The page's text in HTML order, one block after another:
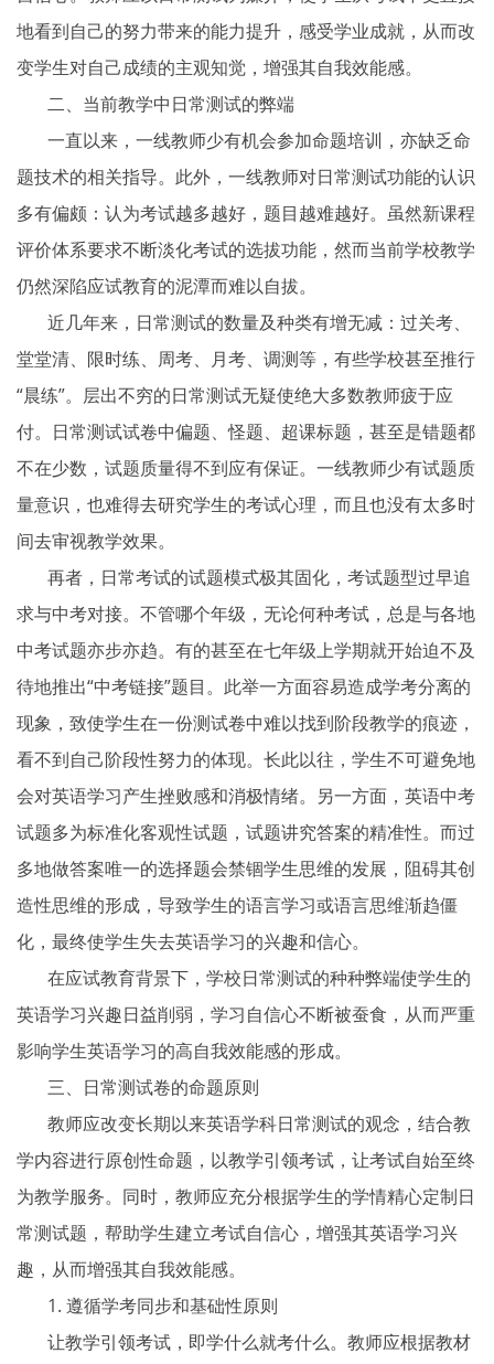
地看到自己的努力带来的能力提升，感受学业成就，从而改
变学生对自己成绩的主观知觉，增强其自我效能感。
二、当前教学中日常测试的弊端
一直以来，一线教师少有机会参加命题培训，亦缺乏命
题技术的相关指导。此外，一线教师对日常测试功能的认识
多有偏颇：认为考试越多越好，题目越难越好。虽然新课程
评价体系要求不断淡化考试的选拔功能，然而当前学校教学
仍然深陷应试教育的泥潭而难以自拔。
近几年来，日常测试的数量及种类有增无减：过关考、
堂堂清、限时练、周考、月考、调测等，有些学校甚至推行
“晨练”。层出不穷的日常测试无疑使绝大多数教师疲于应
付。日常测试试卷中偏题、怪题、超课标题，甚至是错题都
不在少数，试题质量得不到应有保证。一线教师少有试题质
量意识，也难得去研究学生的考试心理，而且也没有太多时
间去审视教学效果。
再者，日常考试的试题模式极其固化，考试题型过早追
求与中考对接。不管哪个年级，无论何种考试，总是与各地
中考试题亦步亦趋。有的甚至在七年级上学期就开始迫不及
待地推出“中考链接”题目。此举一方面容易造成学考分离的
现象，致使学生在一份测试卷中难以找到阶段教学的痕迹，
看不到自己阶段性努力的体现。长此以往，学生不可避免地
会对英语学习产生挫败感和消极情绪。另一方面，英语中考
试题多为标准化客观性试题，试题讲究答案的精准性。而过
多地做答案唯一的选择题会禁锢学生思维的发展，阻碍其创
造性思维的形成，导致学生的语言学习或语言思维渐趋僵
化，最终使学生失去英语学习的兴趣和信心。
在应试教育背景下，学校日常测试的种种弊端使学生的
英语学习兴趣日益削弱，学习自信心不断被蚕食，从而严重
影响学生英语学习的高自我效能感的形成。
三、日常测试卷的命题原则
教师应改变长期以来英语学科日常测试的观念，结合教
学内容进行原创性命题，以教学引领考试，让考试自始至终
为教学服务。同时，教师应充分根据学生的学情精心定制日
常测试题，帮助学生建立考试自信心，增强其英语学习兴
趣，从而增强其自我效能感。
1. 遵循学考同步和基础性原则
让教学引领考试，即学什么就考什么。教师应根据教材